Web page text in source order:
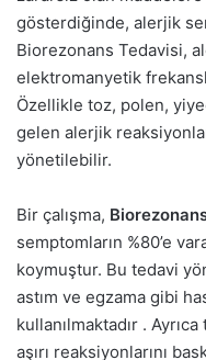
gösterdiğinde, alerjik
Biorezonans Tedavisi,
elektromanyetik
Özellikle toz, polen,
gelen alerjik
yönetilebilir.
Bir çalışma,
semptomların %80’e
koymuştur. Bu tedavi
astım ve egzama gibi
kullanılmaktadır .
aşırı reaksiyonlarını